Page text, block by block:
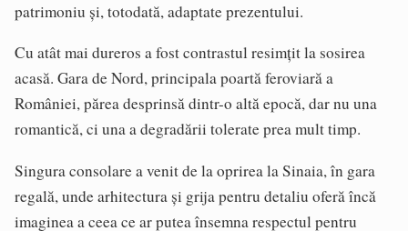
patrimoniu și, totodată, adaptate prezentului.
Cu atât mai dureros a fost contrastul resimțit la sosirea
acasă. Gara de Nord, principala poartă feroviară a
României, părea desprinsă dintr-o altă epocă, dar nu una
romantică, ci una a degradării tolerate prea mult timp.
Singura consolare a venit de la oprirea la Sinaia, în gara
regală, unde arhitectura și grija pentru detaliu oferă încă
imaginea a ceea ce ar putea însemna respectul pentru